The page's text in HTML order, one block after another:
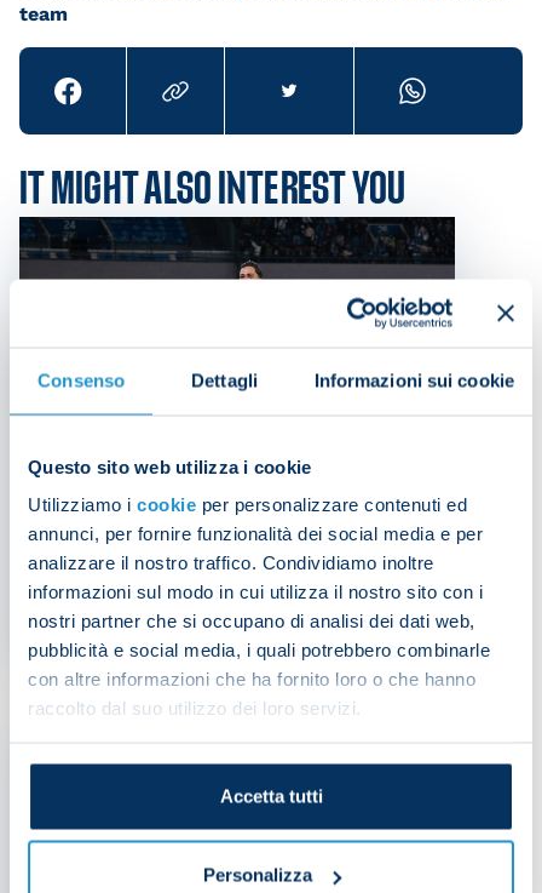
Consenso Dettagli Informazioni sui cookie
Questo sito web utilizza i cookie
Utilizziamo i cookie per personalizzare contenuti ed
annunci, per fornire funzionalità dei social media e per
analizzare il nostro traffico. Condividiamo inoltre
informazioni sul modo in cui utilizza il nostro sito con i
nostri partner che si occupano di analisi dei dati web,
pubblicità e social media, i quali potrebbero combinarle
con altre informazioni che ha fornito loro o che hanno
raccolto dal suo utilizzo dei loro servizi.
Accetta tutti
Personalizza
team
IT MIGHT ALSO INTEREST YOU
Raspadori joins Club
Atletico de Madrid
PRESS RELEASE | 11/08/2025